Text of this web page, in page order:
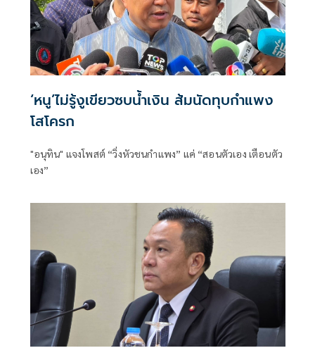
‘หนู’ไม่รู้งูเขียวซบน้ำเงิน ส้มนัดทุบกำแพง
โสโครก
"อนุทิน" แจงโพสต์ “วิ่งหัวชนกำแพง” แค่ “สอนตัวเอง เตือนตัว
เอง”